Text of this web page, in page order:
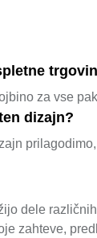
za vse
dizajn?
dele
zahteve,